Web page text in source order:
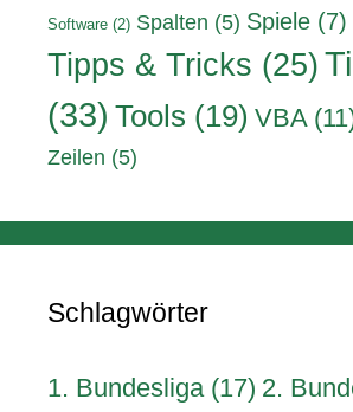
Software (2) Spalten (5) Spiele (7)
Tipps & Tricks (25)
(33) Tools (19) VBA
Zeilen (5)
Schlagwörter
1. Bundesliga(17) 2.